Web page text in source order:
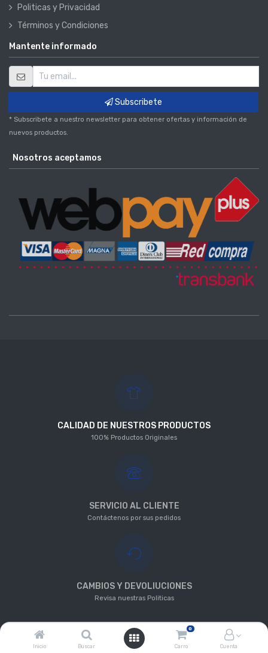
Inicio Buscar
0
Carro Cuenta
Politicas y Privacidad
Términos y Condiciones
Mantente informado
Subscribete
* Subscribete a nuestro newsletter para obtener ofertas y información de
nuevos productos.
Nosotros aceptamos
CALIDAD DE NUESTROS PRODUCTOS
100% Productos Originales
SERVICIO AL CLIENTE
Contáctenos por sus pedidos
CAMBIOS Y DEVOLIUCIONES
Revisa nuestras Politicas
Copyright © INTERSPORT CHILE LIMITADA